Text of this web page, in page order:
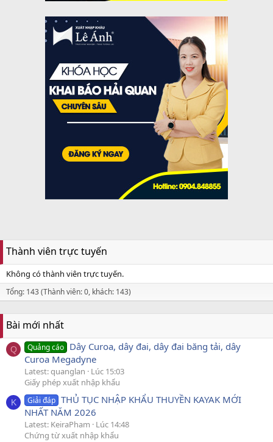
Thành viên trực tuyến
Không có thành viên trực tuyến.
Tổng: 143 (Thành viên: 0, khách: 143)
Bài mới nhất
Q Quảng cáo Dây Curoa, dây đai, dây đai băng tải, dây
Curoa Megadyne
Latest: quanglan
Lúc 15:03
Giấy phép xuất nhập khẩu
K Giải đáp THỦ TỤC NHẬP KHẨU THUYỀN KAYAK MỚI
NHẤT NĂM 2026
Latest: KeiraPham
Lúc 14:48
Chứng từ xuất nhập khẩu